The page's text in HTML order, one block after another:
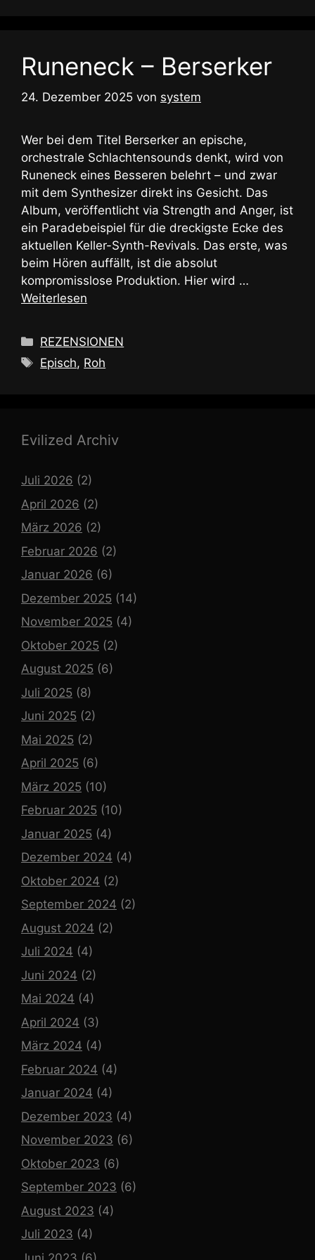
Runeneck – Berserker
24. Dezember 2025 von system
Wer bei dem Titel Berserker an epische,
orchestrale Schlachtensounds denkt, wird von
Runeneck eines Besseren belehrt – und zwar
mit dem Synthesizer direkt ins Gesicht. Das
Album, veröffentlicht via Strength and Anger, ist
ein Paradebeispiel für die dreckigste Ecke des
aktuellen Keller-Synth-Revivals. Das erste, was
beim Hören auffällt, ist die absolut
kompromisslose Produktion. Hier wird …
Weiterlesen
Kategorien
REZENSIONEN
Schlagwörter
Episch, Roh
Evilized Archiv
Juli 2026 (2)
April 2026 (2)
März 2026 (2)
Februar 2026 (2)
Januar 2026 (6)
Dezember 2025 (14)
November 2025 (4)
Oktober 2025 (2)
August 2025 (6)
Juli 2025 (8)
Juni 2025 (2)
Mai 2025 (2)
April 2025 (6)
März 2025 (10)
Februar 2025 (10)
Januar 2025 (4)
Dezember 2024 (4)
Oktober 2024 (2)
September 2024 (2)
August 2024 (2)
Juli 2024 (4)
Juni 2024 (2)
Mai 2024 (4)
April 2024 (3)
März 2024 (4)
Februar 2024 (4)
Januar 2024 (4)
Dezember 2023 (4)
November 2023 (6)
Oktober 2023 (6)
September 2023 (6)
August 2023 (4)
Juli 2023 (4)